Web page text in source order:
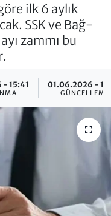
ilk 6 aylık
SSK ve Bağ-
zammı bu
15:41 01.06.2026 -
GÜNCELLEME